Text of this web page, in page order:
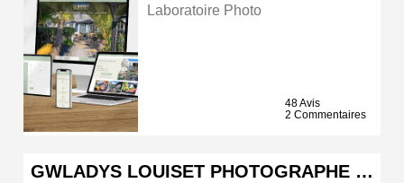
Laboratoire Photo
48 Avis
2 Commentaires
GWLADYS LOUISET PHOTOGRAPHE …